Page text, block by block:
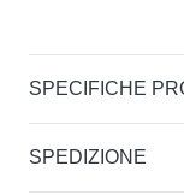
SPECIFICHE
SPEDIZIONE